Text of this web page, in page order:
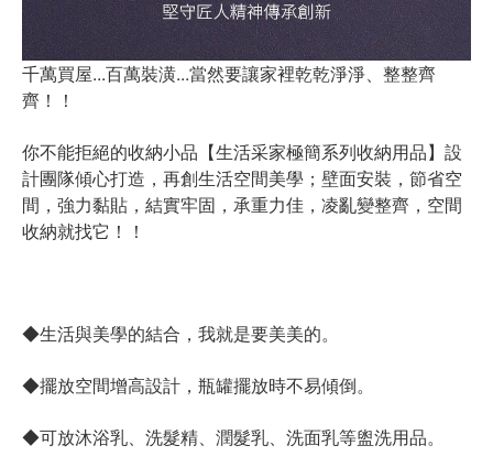
千萬買屋...百萬裝潢...當然要讓家裡乾乾淨淨、整整齊
齊！！
你不能拒絕的收納小品【生活采家極簡系列收納用品】設
計團隊傾心打造，再創生活空間美學；壁面安裝，節省空
間，強力黏貼，結實牢固，承重力佳，凌亂變整齊，空間
收納就找它！！
◆生活與美學的結合，我就是要美美的。
◆擺放空間增高設計，瓶罐擺放時不易傾倒。
◆可放沐浴乳、洗髮精、潤髮乳、洗面乳等盥洗用品。